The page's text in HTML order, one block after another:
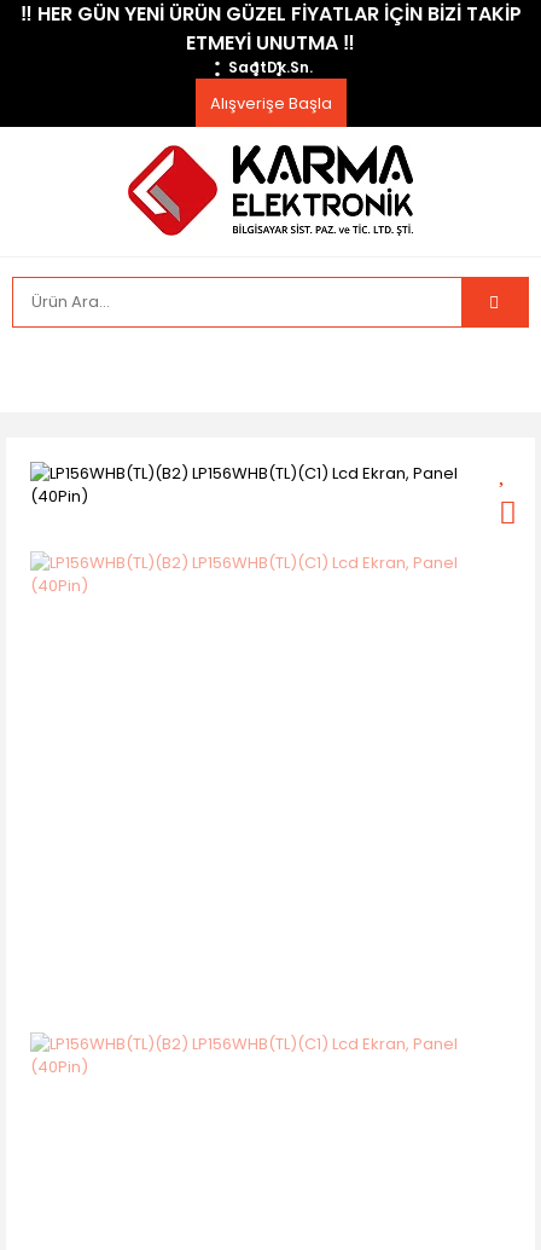
​‼️​ HER GÜN YENİ ÜRÜN GÜZEL FİYATLAR İÇİN BİZİ TAKİP
ETMEYİ UNUTMA ​‼️​
SaatDk.Sn.
Alışverişe Başla